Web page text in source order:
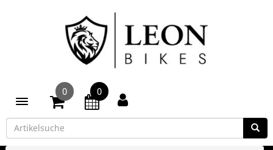
Toggle navigation
0 0